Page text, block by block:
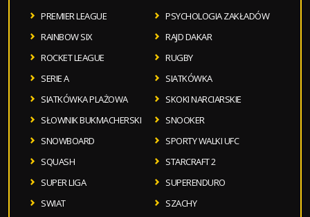
PREMIER LEAGUE
PSYCHOLOGIA ZAKŁADÓW
RAINBOW SIX
RAJD DAKAR
ROCKET LEAGUE
RUGBY
SERIE A
SIATKÓWKA
SIATKÓWKA PLAŻOWA
SKOKI NARCIARSKIE
SŁOWNIK BUKMACHERSKI
SNOOKER
SNOWBOARD
SPORTY WALKI UFC
SQUASH
STARCRAFT 2
SUPER LIGA
SUPERENDURO
SWIAT
SZACHY